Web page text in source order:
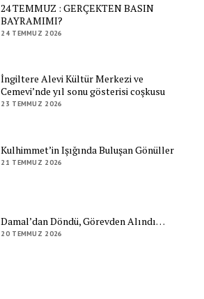
24 TEMMUZ : GERÇEKTEN BASIN
BAYRAMIMI?
24 TEMMUZ 2026
İngiltere Alevi Kültür Merkezi ve
Cemevi’nde yıl sonu gösterisi coşkusu
23 TEMMUZ 2026
Kulhimmet’in Işığında Buluşan Gönüller
21 TEMMUZ 2026
Damal’dan Döndü, Görevden Alındı…
20 TEMMUZ 2026